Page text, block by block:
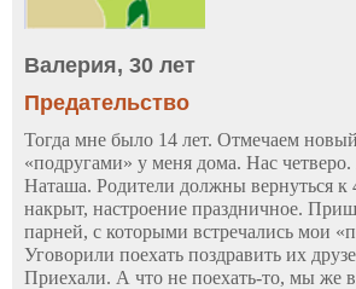
Валерия, 30 лет
Предательство
Тогда мне было 14 лет. Отмечаем
«подругами» у меня дома. Нас
Наташа. Родители должны вернуться к
накрыт, настроение праздничное.
парней, с которыми встречались мои
Уговорили поехать поздравить их
Приехали. А что не поехать-то, мы же